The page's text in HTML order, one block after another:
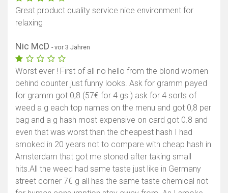
Great product quality service nice environment for
relaxing
Nic McD - vor 3 Jahren
Worst ever ! First of all no hello from the blond women
behind counter just funny looks. Ask for gramm payed
for gramm got 0,8 (57€ for 4 gs ) ask for 4 sorts of
weed a g each top names on the menu and got 0,8 per
bag and a g hash most expensive on card got 0.8 and
even that was worst than the cheapest hash I had
smoked in 20 years not to compare with cheap hash in
Amsterdam that got me stoned after taking small
hits.All the weed had same taste just like in Germany
street corner 7€ g all has the same taste chemical not